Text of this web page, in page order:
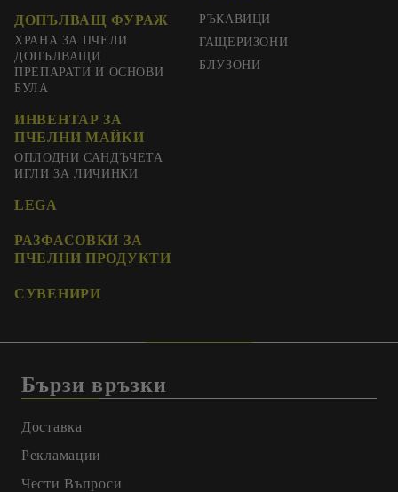
ДОПЪЛВАЩ ФУРАЖ
ХРАНА ЗА ПЧЕЛИ
ДОПЪЛВАЩИ
ПРЕПАРАТИ И ОСНОВИ
РЪКАВИЦИ
ГАЩЕРИЗОНИ
БЛУЗОНИ
БУЛА
ИНВЕНТАР ЗА
ПЧЕЛНИ МАЙКИ
ОПЛОДНИ САНДЪЧЕТА
ИГЛИ ЗА ЛИЧИНКИ
LEGA
РАЗФАСОВКИ ЗА
ПЧЕЛНИ ПРОДУКТИ
СУВЕНИРИ
Бързи връзки
Доставка
Рекламации
Чести Въпроси